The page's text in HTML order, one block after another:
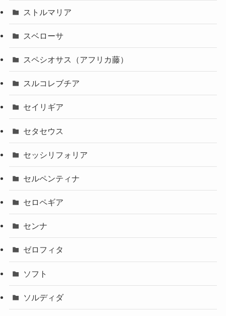
ストルマリア
スベローサ
スペシオサス（アフリカ藤）
スルコレブチア
セイリギア
セタセウス
セッシリフォリア
セルペンティナ
セロペギア
センナ
ゼロフィタ
ソフト
ソルディダ